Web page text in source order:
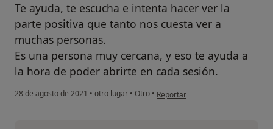
Te ayuda, te escucha e intenta hacer ver la
parte positiva que tanto nos cuesta ver a
muchas personas.
Es una persona muy cercana, y eso te ayuda a
la hora de poder abrirte en cada sesión.
28 de agosto de 2021 • otro lugar • Otro • en opinión del usuario Andrea T
Reportar
¿Alguna vez has usado una app
o chatbot de IA para hablar